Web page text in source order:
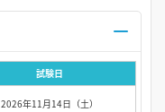
試験日
2026年11月14日（土）